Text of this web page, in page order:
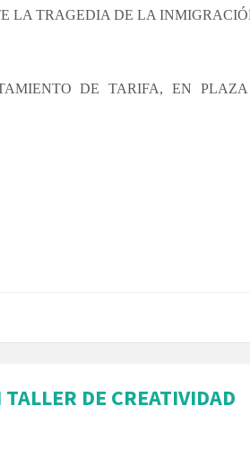
LA TRAGEDIA DE LA
DE TARIFA, EN
DE CREATIVIDAD